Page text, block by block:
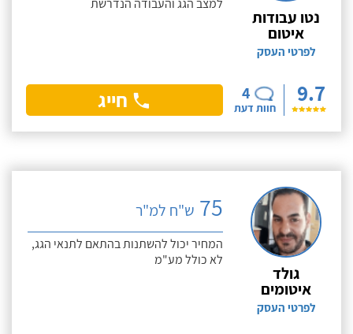
נטו עבודות
איטום
לפרטי העסק
9.7
4
חוות דעת
למצב הגג והעבודה הנדרשת
חייג
גולד
איטומים
לפרטי העסק
75 ש"ח למ"ר
המחיר יכול להשתנות בהתאם לתנאי הגג,
לא כולל מע"מ